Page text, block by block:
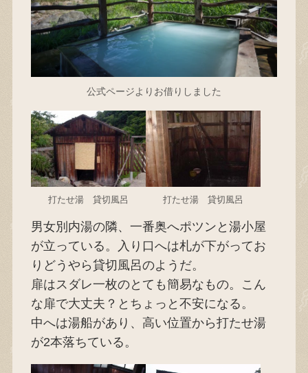
公式ページよりお借りしました
打たせ湯 貸切風呂 打たせ湯 貸切風呂
男女別内湯の隣、一番奥へポツンと湯小屋
が立っている。入り口へは札が下がってお
りどうやら貸切風呂のようだ。
扉はスダレ一枚のとても簡易なもの。こん
な扉で大丈夫？とちょっと不安になる。
中へは湯船があり、高い位置から打たせ湯
が2本落ちている。